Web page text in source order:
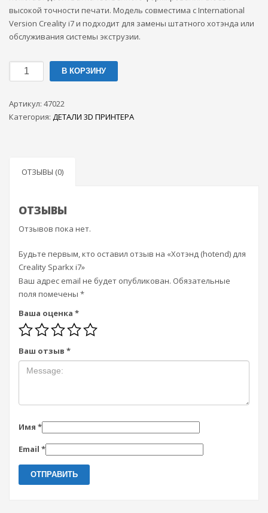
высокой точности печати. Модель совместима с International
Version Creality i7 и подходит для замены штатного хотэнда или
обслуживания системы экструзии.
Количество
товара
(hotend)
для
В КОРЗИНУ
Артикул: 47022
Категория: ДЕТАЛИ 3D ПРИНТЕРА
ОТЗЫВЫ (0)
ОТЗЫВЫ
Отзывов пока нет.
Будьте первым, кто оставил отзыв на «Хотэнд (hotend) для
Creality Sparkx i7»
Ваш адрес email не будет опубликован. Обязательные
поля помечены *
Ваша оценка *
Ваш отзыв *
Имя *
Email *